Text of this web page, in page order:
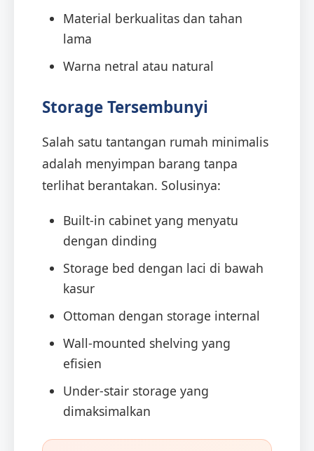
Material berkualitas dan tahan
lama
Warna netral atau natural
Storage Tersembunyi
Salah satu tantangan rumah minimalis
adalah menyimpan barang tanpa
terlihat berantakan. Solusinya:
Built-in cabinet yang menyatu
dengan dinding
Storage bed dengan laci di bawah
kasur
Ottoman dengan storage internal
Wall-mounted shelving yang
efisien
Under-stair storage yang
dimaksimalkan